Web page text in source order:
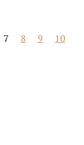
7 8 9
10